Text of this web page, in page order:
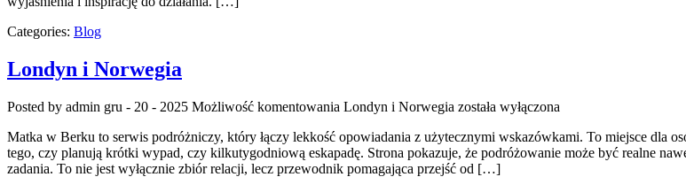
Categories: Blog
Londyn i Norwegia
Posted by admin gru - 20 - 2025 Możliwość komentowania Londyn i Norwegia została wyłączona
Matka w Berku to serwis podróżniczy, który łączy lekkość opowiadania z użytecznymi wskazówkami. To miejsce dla
tego, czy planują krótki wypad, czy kilkutygodniową eskapadę. Strona pokazuje, że podróżowanie może być realne
zadania. To nie jest wyłącznie zbiór relacji, lecz przewodnik pomagająca przejść od […]